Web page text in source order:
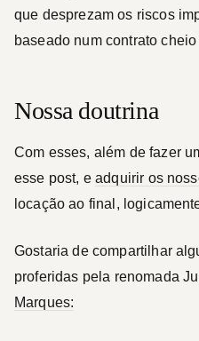
que desprezam os riscos
baseado num contrato
Nossa doutrina
Com esses, além de fazer
esse post, eadquirir os
locação ao final,
Gostaria de compartilhar
proferidas pela renomada
Marques: